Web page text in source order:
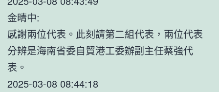
金晴中:
感謝兩位代表。此刻請第二組代表，兩位代表
分辨是海南省委自貿港工委辦副主任蔡強代
表。
2025-03-08 08:44:18